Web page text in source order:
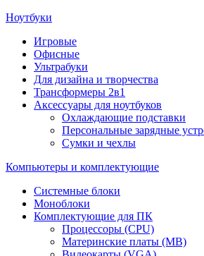
Ноутбуки
Игровые
Офисные
Ультрабуки
Для дизайна и творчества
Трансформеры 2в1
Аксессуары для ноутбуков
Охлаждающие подставки
Персональные зарядные
Сумки и чехлы
Компьютеры и комплектующие
Системные блоки
Моноблоки
Комплектующие для ПК
Процессоры (CPU)
Материнские платы (MB)